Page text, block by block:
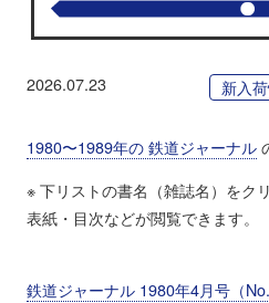
2026.07.23 新入
1980〜1989年の 鉄道ジャーナル
※ 下リストの書名（雑誌名）をク
表紙・目次などが閲覧できます。
鉄道ジャーナル 1980年4月号（